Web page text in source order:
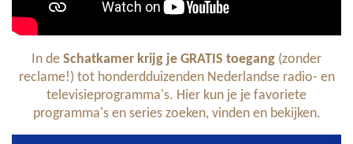
In de Schatkamer krijg je GRATIS toegang (zonder
reclame!) tot honderdduizenden Nederlandse radio- en
televisieprogramma's. Hier kun je je favoriete
programma's en series zoeken, vinden en bekijken.